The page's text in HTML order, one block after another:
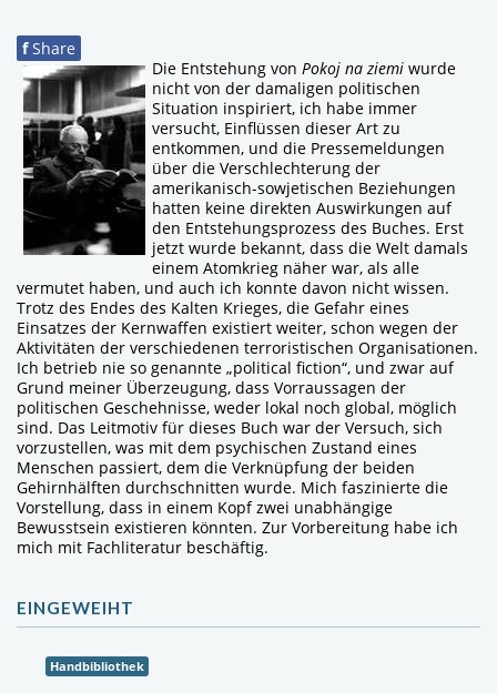
f Share
Die Entstehung von Pokoj na ziemi wurde
nicht von der damaligen politischen
Situation inspiriert, ich habe immer
versucht, Einflüssen dieser Art zu
entkommen, und die Pressemeldungen
über die Verschlechterung der
amerikanisch-sowjetischen Beziehungen
hatten keine direkten Auswirkungen auf
den Entstehungsprozess des Buches. Erst
jetzt wurde bekannt, dass die Welt damals
einem Atomkrieg näher war, als alle
vermutet haben, und auch ich konnte davon nicht wissen.
Trotz des Endes des Kalten Krieges, die Gefahr eines
Einsatzes der Kernwaffen existiert weiter, schon wegen der
Aktivitäten der verschiedenen terroristischen Organisationen.
Ich betrieb nie so genannte „political fiction“, und zwar auf
Grund meiner Überzeugung, dass Vorraussagen der
politischen Geschehnisse, weder lokal noch global, möglich
sind. Das Leitmotiv für dieses Buch war der Versuch, sich
vorzustellen, was mit dem psychischen Zustand eines
Menschen passiert, dem die Verknüpfung der beiden
Gehirnhälften durchschnitten wurde. Mich faszinierte die
Vorstellung, dass in einem Kopf zwei unabhängige
Bewusstsein existieren könnten. Zur Vorbereitung habe ich
mich mit Fachliteratur beschäftig.
EINGEWEIHT
Handbibliothek